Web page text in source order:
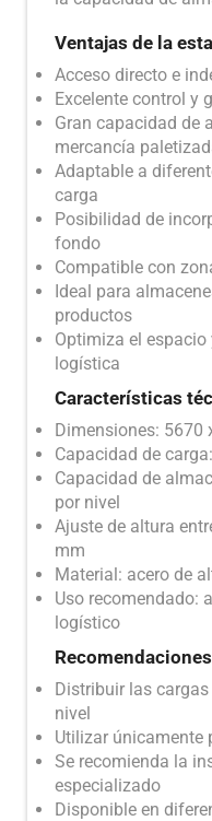
Ventajas de la
Acceso directo e
Excelente control y
Gran capacidad de
mercancía
Adaptable a
carga
Posibilidad de
fondo
Compatible con
Ideal para
productos
Optimiza el
logística
Características
Dimensiones: 5670
Capacidad de
Capacidad de
por nivel
Ajuste de altura
mm
Material: acero de
Uso recomendado:
logístico
Distribuir las
nivel
Utilizar únicamente
Se recomienda la
especializado
Disponible en